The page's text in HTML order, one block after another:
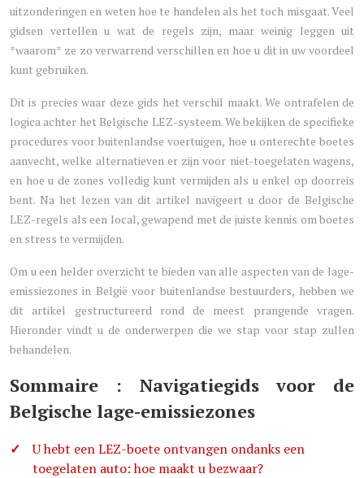
uitzonderingen en weten hoe te handelen als het toch misgaat. Veel
gidsen vertellen u wat de regels zijn, maar weinig leggen uit
*waarom* ze zo verwarrend verschillen en hoe u dit in uw voordeel
kunt gebruiken.
Dit is precies waar deze gids het verschil maakt. We ontrafelen de
logica achter het Belgische LEZ-systeem. We bekijken de specifieke
procedures voor buitenlandse voertuigen, hoe u onterechte boetes
aanvecht, welke alternatieven er zijn voor niet-toegelaten wagens,
en hoe u de zones volledig kunt vermijden als u enkel op doorreis
bent. Na het lezen van dit artikel navigeert u door de Belgische
LEZ-regels als een local, gewapend met de juiste kennis om boetes
en stress te vermijden.
Om u een helder overzicht te bieden van alle aspecten van de lage-
emissiezones in België voor buitenlandse bestuurders, hebben we
dit artikel gestructureerd rond de meest prangende vragen.
Hieronder vindt u de onderwerpen die we stap voor stap zullen
behandelen.
Sommaire : Navigatiegids voor de
Belgische lage-emissiezones
U hebt een LEZ-boete ontvangen ondanks een
toegelaten auto: hoe maakt u bezwaar?